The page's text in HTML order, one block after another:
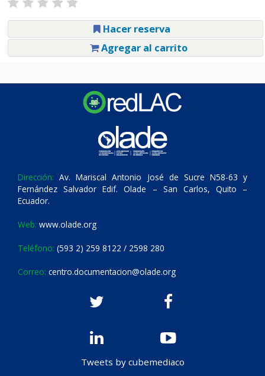
Hacer reserva
Agregar al carrito
Dirección: Av. Mariscal Antonio José de Sucre N58-63 y
Fernández Salvador Edif. Olade – San Carlos, Quito –
Ecuador.
Web: www.olade.org
Teléfono: (593 2) 259 8122 / 2598 280
Correo: centro.documentacion@olade.org
Tweets by cubemediaco